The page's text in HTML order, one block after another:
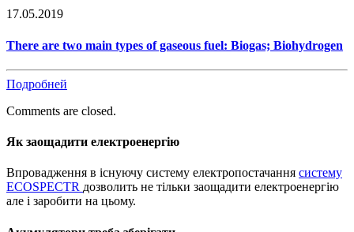
17.05.2019
There are two main types of gaseous fuel: Biogas; Biohydrogen
Подробней
Comments are closed.
Як заощадити електроенергію
Впровадження в існуючу систему електропостачання систему
ECOSPECTR дозволить не тільки заощадити електроенергію
але і заробити на цьому.